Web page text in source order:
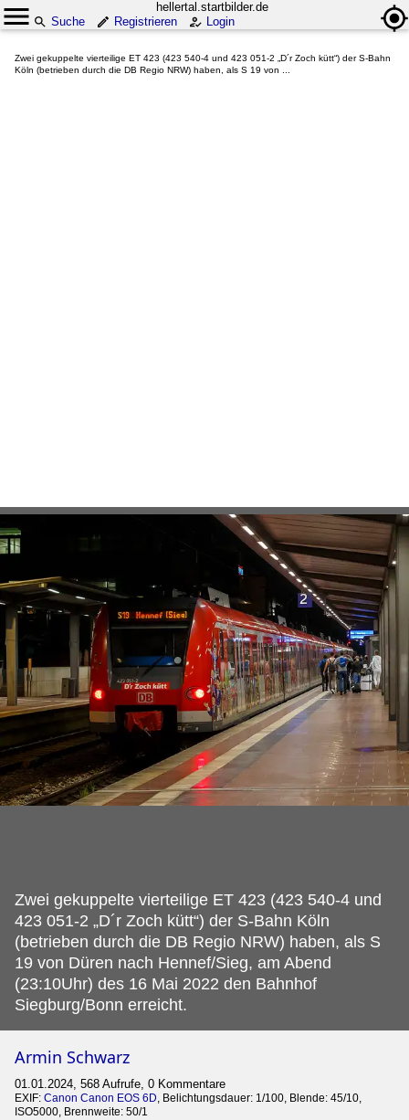
hellertal.startbilder.de
Suche
Registrieren Login
Zwei gekuppelte vierteilige ET 423 (423 540-4 und 423 051-2 „D´r Zoch kütt“) der S-Bahn
Köln (betrieben durch die DB Regio NRW) haben, als S 19 von ...
Zwei gekuppelte vierteilige ET 423 (423 540-4 und
423 051-2 „D´r Zoch kütt“) der S-Bahn Köln
(betrieben durch die DB Regio NRW) haben, als S
19 von Düren nach Hennef/Sieg, am Abend
(23:10Uhr) des 16 Mai 2022 den Bahnhof
Siegburg/Bonn erreicht.
Armin Schwarz
01.01.2024, 568 Aufrufe, 0 Kommentare
EXIF: Canon Canon EOS 6D, Belichtungsdauer: 1/100, Blende: 45/10,
ISO5000, Brennweite: 50/1